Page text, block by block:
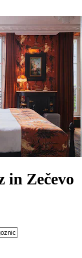
in Zečevo